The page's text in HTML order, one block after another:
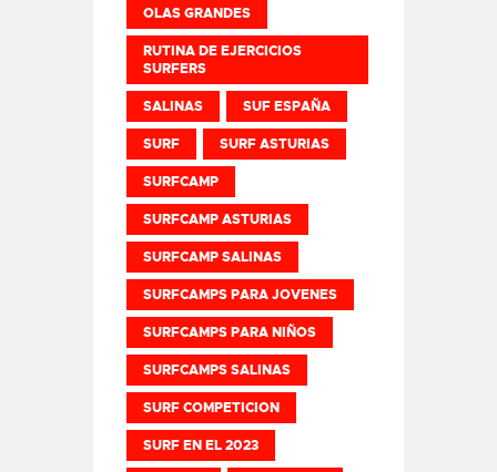
OLAS GRANDES
RUTINA DE EJERCICIOS
SURFERS
SALINAS SUF ESPAÑA
SURF SURF ASTURIAS
SURFCAMP
SURFCAMP ASTURIAS
SURFCAMP SALINAS
SURFCAMPS PARA JOVENES
SURFCAMPS PARA NIÑOS
SURFCAMPS SALINAS
SURF COMPETICION
SURF EN EL 2023